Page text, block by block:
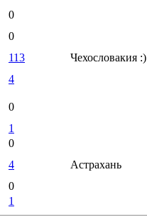
0
0
113
Чехословакия :)
4
0
1
0
4
Астрахань
0
1